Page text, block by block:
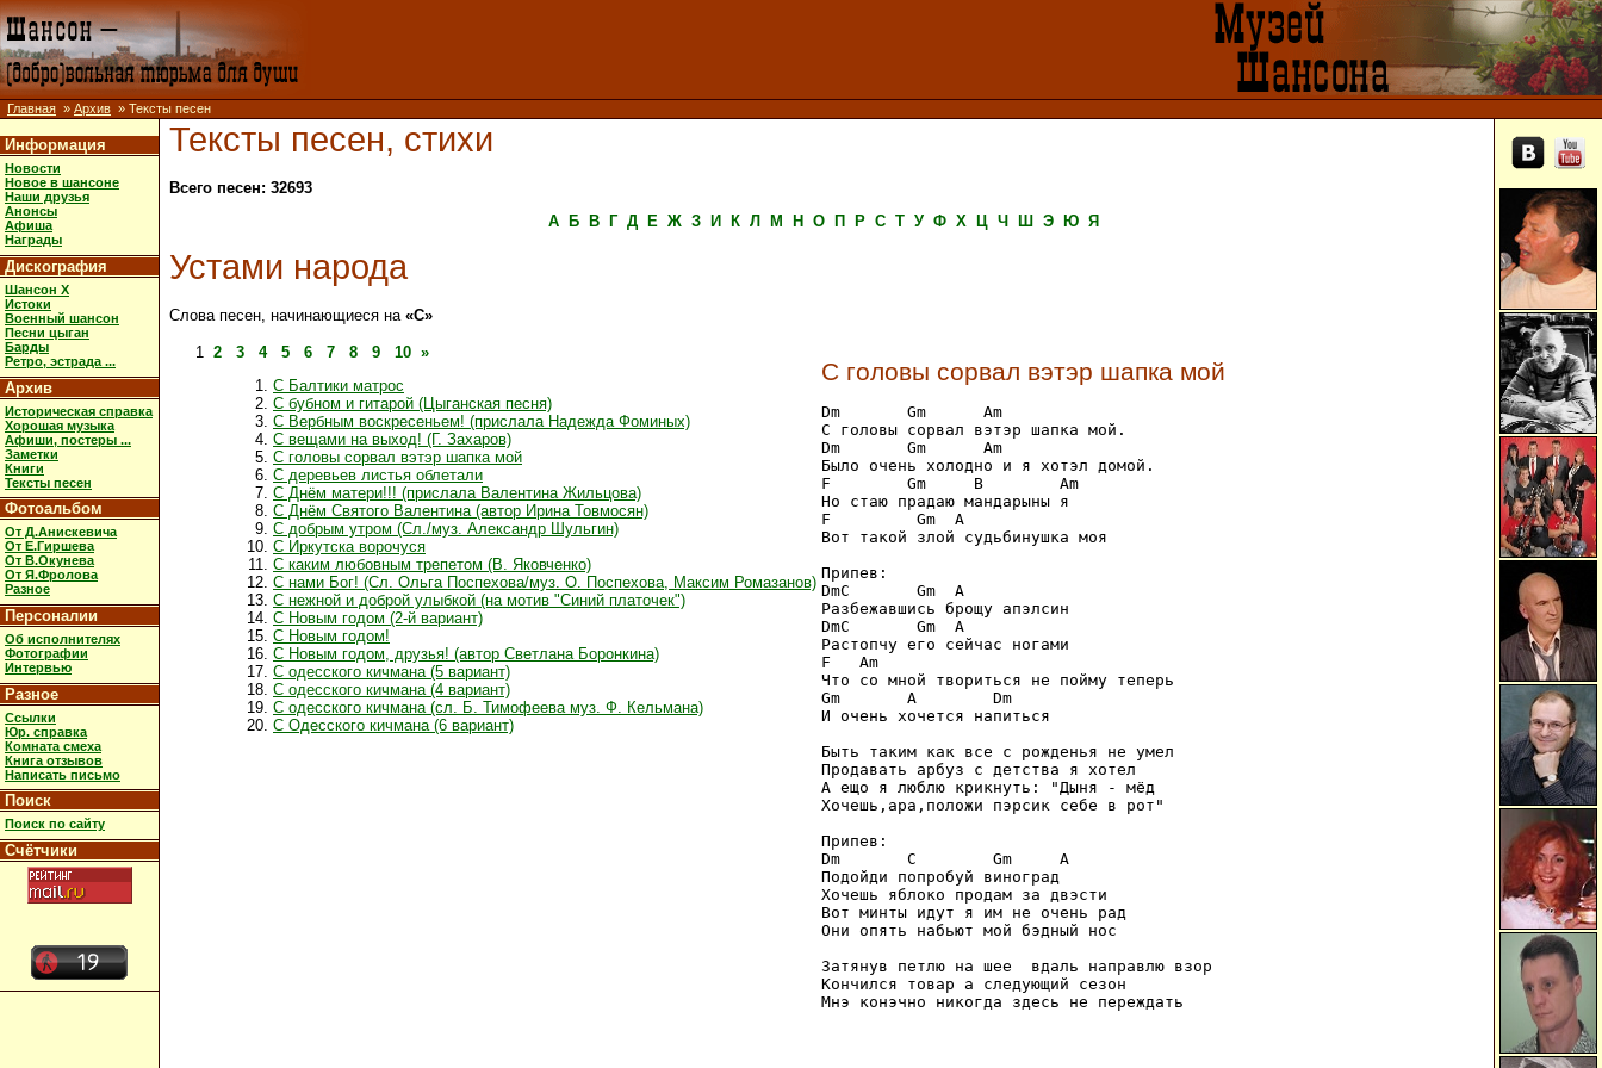
Главная » Архив » Тексты песен
Информация
Новости
Новое в шансоне
Наши друзья
Анонсы
Афиша
Награды
Дискография
Шансон X
Истоки
Военный шансон
Песни цыган
Барды
Ретро, эстрада ...
Архив
Историческая справка
Хорошая музыка
Афиши, постеры ...
Заметки
Книги
Тексты песен
Фотоальбом
От Д.Анискевича
От Е.Гиршева
От В.Окунева
От Я.Фролова
Разное
Персоналии
Об исполнителях
Фотографии
Интервью
Разное
Ссылки
Юр. справка
Комната смеха
Книга отзывов
Написать письмо
Поиск
Поиск по сайту
Счётчики
Тексты песен, стихи
Всего песен: 32693
А
Б В Г Д Е Ж З И К Л М Н О П Р С Т У Ф Х Ц Ч Ш Э Ю Я
Устами народа
Слова песен, начинающиеся на «С»
1 2 3 4 5 6 7 8 9 10 »
С Балтики матрос
С бубном и гитарой (Цыганская песня)
С Вербным воскресеньем! (прислала Надежда Фоминых)
С вещами на выход! (Г. Захаров)
С головы сорвал вэтэр шапка мой
С деревьев листья облетали
С Днём матери!!! (прислала Валентина Жильцова)
С Днём Святого Валентина (автор Ирина Товмосян)
С добрым утром (Сл./муз. Александр Шульгин)
С Иркутска ворочуся
С каким любовным трепетом (В. Яковченко)
С нами Бог! (Сл. Ольга Поспехова/муз. О. Поспехова, Максим Ромазанов)
С нежной и доброй улыбкой (на мотив "Синий платочек")
С Новым годом (2-й вариант)
С Новым годом!
С Новым годом, друзья! (автор Светлана Боронкина)
С одесского кичмана (5 вариант)
С одесского кичмана (4 вариант)
С одесского кичмана (сл. Б. Тимофеева муз. Ф. Кельмана)
С Одесского кичмана (6 вариант)
С головы сорвал вэтэр шапка мой
Dm       Gm      Am
С головы сорвал вэтэр шапка мой.
Dm       Gm      Am
Было очень холодно и я хотэл домой.
F        Gm     B        Am
Но стаю прадаю мандарыны я
F         Gm  A
Вот такой злой судьбинушка моя
Припев:
DmC       Gm  A
Разбежавшись брощу апэлсин
DmC       Gm  A
Растопчу его сейчас ногами
F   Am
Что со мной твориться не пойму теперь
Gm       A        Dm
И очень хочется напиться
Быть таким как все с рожденья не умел
Продавать арбуз с детства я хотел
А ещо я люблю крикнуть: "Дыня - мёд
Хочешь,ара,положи пэрсик себе в рот"
Припев:
Dm       C        Gm     A
Подойди попробуй виноград
Хочешь яблоко продам за двэсти
Вот минты идут я им не очень рад
Они опять набьют мой бэдный нос
Затянув петлю на шее  вдаль направлю взор
Кончился товар а следующий сезон